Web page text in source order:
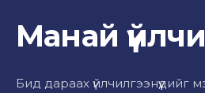
Манай
Бид дараах